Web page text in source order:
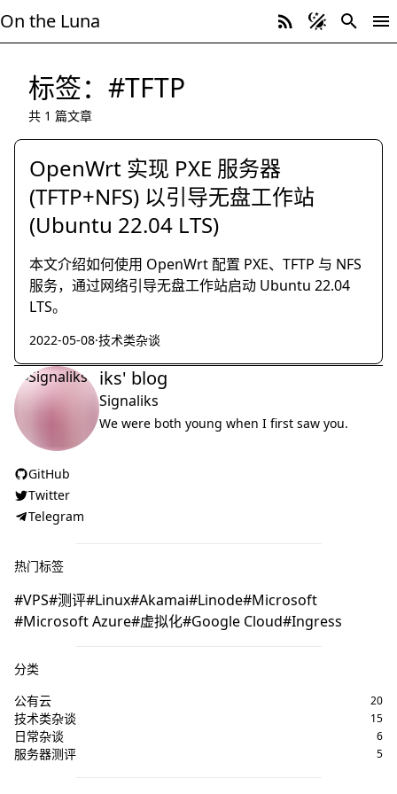
On the Luna
标签：#TFTP
共 1 篇文章
OpenWrt 实现 PXE 服务器
(TFTP+NFS) 以引导无盘工作站
(Ubuntu 22.04 LTS)
本文介绍如何使用 OpenWrt 配置 PXE、TFTP 与 NFS
服务，通过网络引导无盘工作站启动 Ubuntu 22.04
LTS。
2022-05-08·技术类杂谈
iks' blog
Signaliks
We were both young when I first saw you.
GitHub
Twitter
Telegram
热门标签
VPS 测评 Linux Akamai Linode Microsoft
Microsoft Azure 虚拟化 Google Cloud Ingress
分类
公有云
20
技术类杂谈 15
日常杂谈 6
服务器测评 5